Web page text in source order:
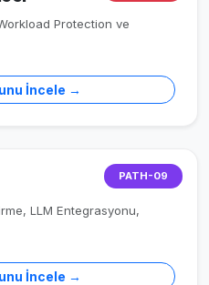
Protection ve
İncele →
PATH-09
LLM Entegrasyonu,
İncele →